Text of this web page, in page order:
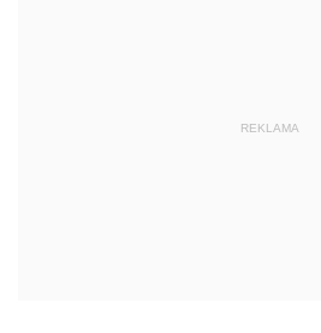
REKLAMA